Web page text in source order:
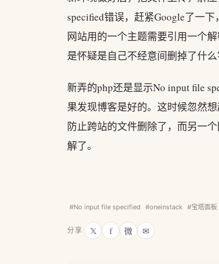
specified错误，赶紧Google了一
网站用的一个主题需要引用一个
是怀疑是自己不经意间删掉了什
新弄的php还是显示No input file
果发现博客是好的。这时候忽然
防止跨站的文件删除了，而另一
解了。
#No input file specified #oneinstack #宝塔面板
分享 𝕏 f 微 ✉